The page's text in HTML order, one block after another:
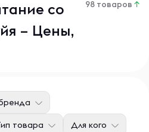
со
– Цены,
98 товаров ↑
товара Для кого